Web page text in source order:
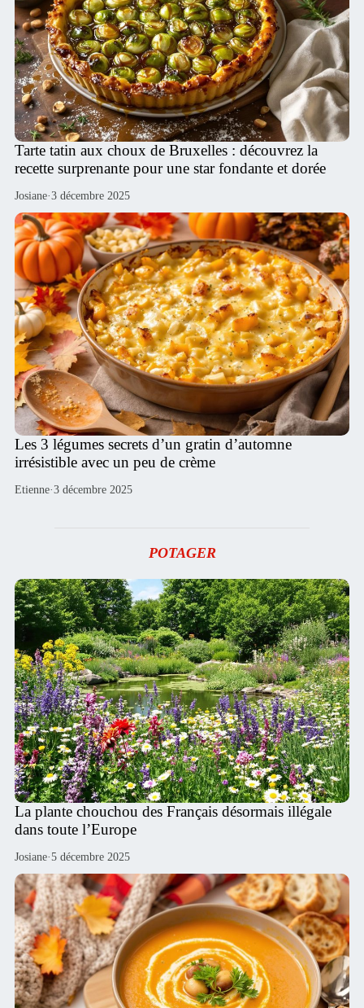
Tarte tatin aux choux de Bruxelles : découvrez la
recette surprenante pour une star fondante et dorée
Josiane·3 décembre 2025
Les 3 légumes secrets d’un gratin d’automne
irrésistible avec un peu de crème
Etienne·3 décembre 2025
POTAGER
La plante chouchou des Français désormais illégale
dans toute l’Europe
Josiane·5 décembre 2025